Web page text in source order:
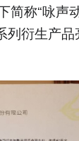
称“咏声
衍生产